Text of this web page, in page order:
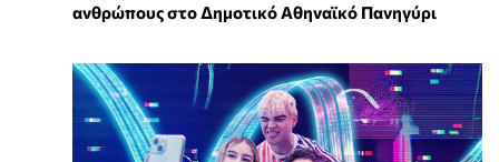
ανθρώπους στο Δημοτικό Αθηναϊκό Πανηγύρι